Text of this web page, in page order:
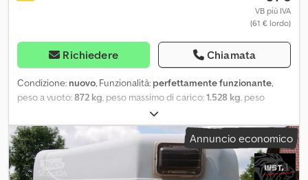
VB più IVA
(61 € lordo)
Richiedere Chiamata
Condizione: nuovo, Funzionalità: perfettamente funzionante,
peso a vuoto:872 kg, peso massimo di carico:1.528 kg, peso
, configurazione degli assi:
spazio di carico:3.265 mm, larghezza vano di carico:1.650 mm,
altezza vano di carico:
2.300 mm, dimensione degli pneumatici:
185/70R13, colore: , Anno di produzione:2022
, rimorchio a
noleggio Dsdpfx Ajtk H Rhoccjwa Noleggia un rimorchio per
Annuncio economico